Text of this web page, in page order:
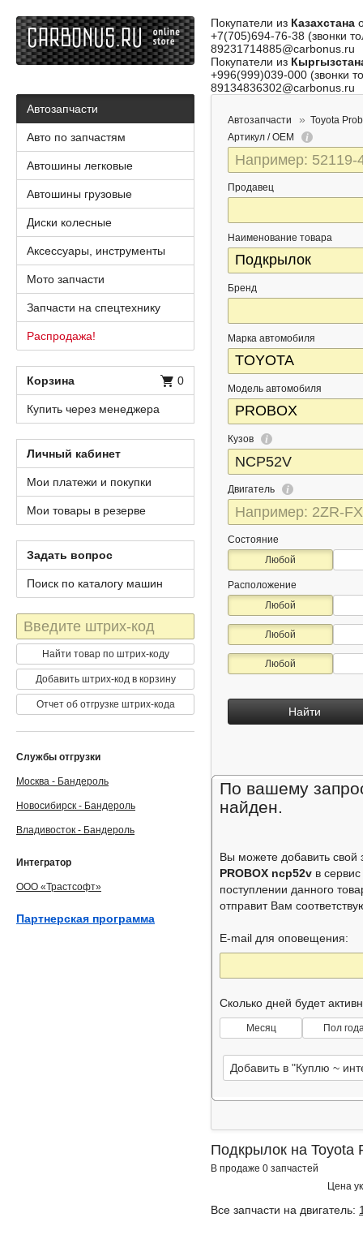
Покупатели из Казахстана
+7(705)694-76-38 (звонки
89231714885@carbonus.ru
Покупатели из
+996(999)039-000 (звонки
89134836302@carbonus.ru
Автозапчасти
Toyota
Артикул / OEM
Продавец
Наименование товара
Бренд
Марка автомобиля
Модель автомобиля
Кузов
Двигатель
Состояние
Любой
Расположение
Любой
Любой
Любой
Найти
По вашему
найден.
Вы можете добавить свой
PROBOX ncp52v в сервис
поступлении данного
отправит Вам
E-mail для оповещения:
Сколько дней будет
Месяц Пол
Добавить в "Куплю ~
Подкрылок на Toyota
В продаже 0 запчастей
Цена
Все запчасти на двигатель:
Автозапчасти
Авто по запчастям
Автошины легковые
Автошины грузовые
Диски колесные
Аксессуары, инструменты
Мото запчасти
Запчасти на спецтехнику
Распродажа!
Корзина 0
Купить через менеджера
Личный кабинет
Мои платежи и покупки
Мои товары в резерве
Задать вопрос
Поиск по каталогу машин
Штрих-
код
Найти товар по штрих-коду
Добавить штрих-код в корзину
Отчет об отгрузке штрих-кода
Службы отгрузки
Москва - Бандероль
Новосибирск - Бандероль
Владивосток - Бандероль
Интегратор
ООО «Трастсофт»
Партнерская программа